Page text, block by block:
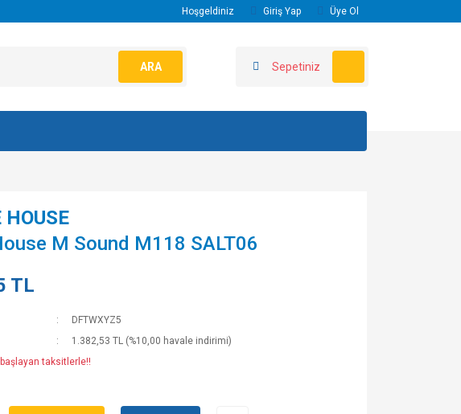
Hoşgeldiniz Giriş Yap Üye Ol
ARA Sepetiniz
M Sound M118 SALT06
TL
DFTWXYZ5
1.382,53 TL (%10,00 havale indirimi)
taksitlerle!!